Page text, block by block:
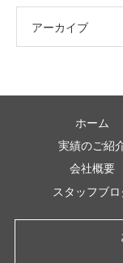
アーカイブ
ホーム
実績のご紹
会社概要
スタッフブ